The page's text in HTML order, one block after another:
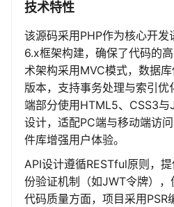
技术特性
该源码采用PHP作为核心开
6.x框架构建，确保了代码的
术架构采用MVC模式，数据
版本，支持事务处理与索引
端部分使用HTML5、CSS3
设计，适配PC端与移动端访
件库增强用户体验。
API设计遵循RESTful原则，
份验证机制（如JWT令牌），
代码质量方面，项目采用PSR